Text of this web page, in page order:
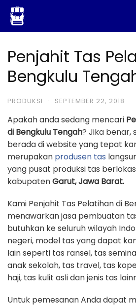
Skip
content
Penjahit Tas
Bengkulu
PRODUKSI · SEPTEMBER 22, 2018
Apakah anda sedang mencari
di Bengkulu Tengah? Jika benar,
berada di website yang tepat
merupakan produsen tas
yang pusat produksi tas
kabupatenGarut, Jawa Barat.
Kami Penjahit Tas Pelatihan di
menawarkan jasa pembuatan
butuhkan ke seluruh wilayah
negeri, model tas yang dapat
lain seperti tas ransel, tas
anak sekolah, tas travel, tas
haji, tas kulit asli dan jenis tas
Untuk pemesanan Anda dapat